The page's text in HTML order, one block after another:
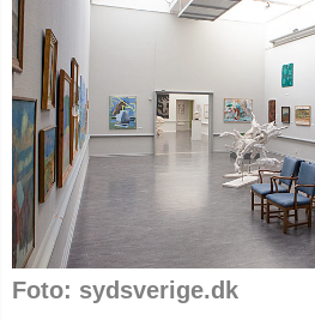
Foto: sydsverige.dk